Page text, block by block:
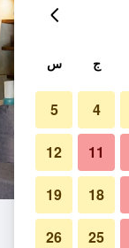
ج س
4
5
11
12
18
19
25
26